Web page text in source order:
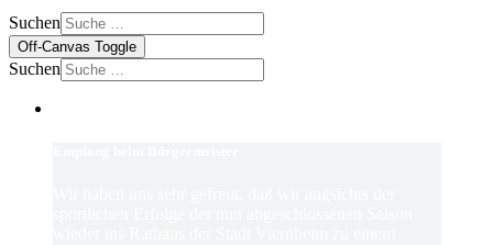
Suchen
Off-Canvas Toggle
Suchen